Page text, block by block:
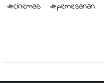
#cinemas #pemesanan